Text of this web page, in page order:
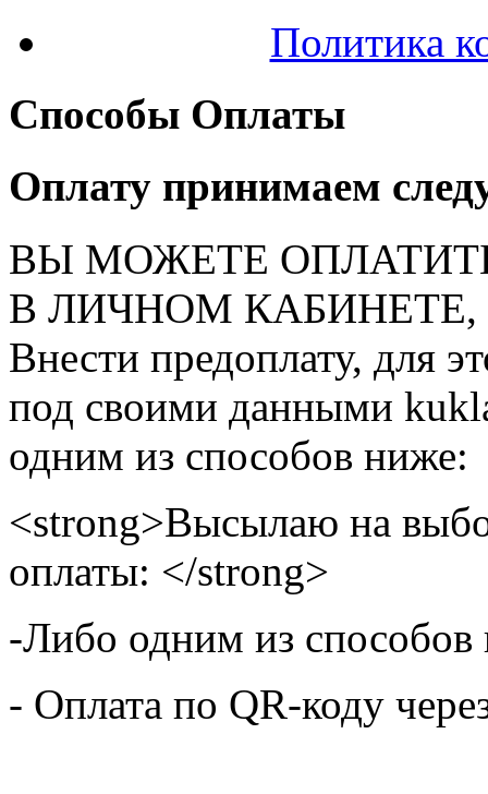
Политика
Способы Оплаты
Оплату принимаем
ВЫ МОЖЕТЕ
В ЛИЧНОМ КАБИНЕТЕ,
Внести предоплату, для
под своими данными
одним из способов ниже:
<strong>Высылаю на
оплаты: </strong>
-Либо одним из
- Оплата по QR-коду